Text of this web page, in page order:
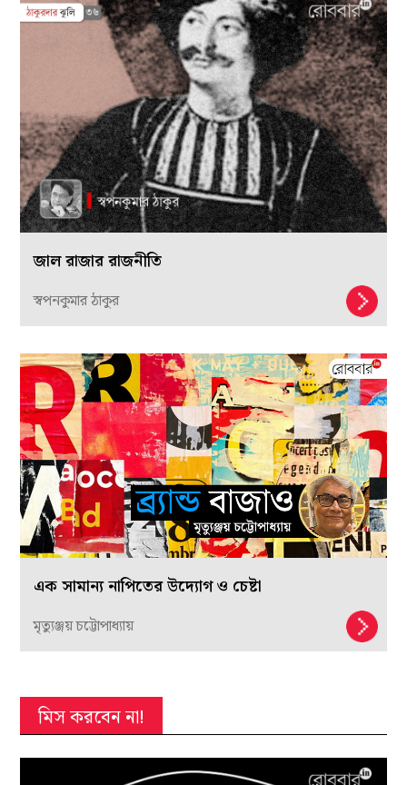
জাল রাজার রাজনীতি
স্বপনকুমার ঠাকুর
এক সামান্য নাপিতের উদ্যোগ ও চেষ্টা
মৃত্যুঞ্জয় চট্টোপাধ্যায়
মিস করবেন না!